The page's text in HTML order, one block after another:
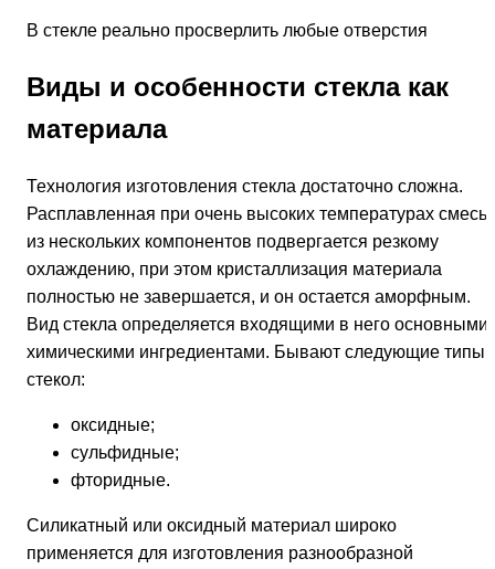
В стекле реально просверлить любые отверстия
Виды и особенности стекла как
материала
Технология изготовления стекла достаточно сложна.
Расплавленная при очень высоких температурах смесь
из нескольких компонентов подвергается резкому
охлаждению, при этом кристаллизация материала
полностью не завершается, и он остается аморфным.
Вид стекла определяется входящими в него основными
химическими ингредиентами. Бывают следующие типы
стекол:
оксидные;
сульфидные;
фторидные.
Силикатный или оксидный материал широко
применяется для изготовления разнообразной